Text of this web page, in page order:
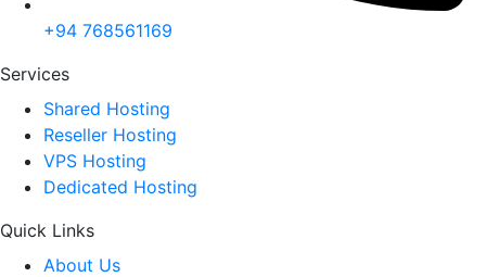
+94 768561169
Services
Shared Hosting
Reseller Hosting
VPS Hosting
Dedicated Hosting
Quick Links
About Us